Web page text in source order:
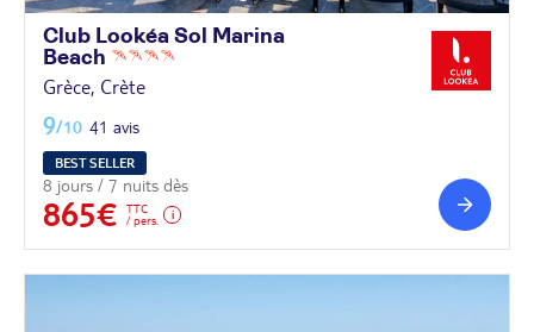
Club Lookéa Sol Marina
Beach
Grèce, Crète
9/10 41 avis
BEST SELLER
8 jours / 7 nuits dès
865€
TTC
/ pers.